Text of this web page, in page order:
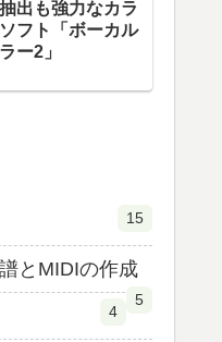
出も強力なカラ
フト「ボーカル
ー2」
15
とMIDIの作成
5
4